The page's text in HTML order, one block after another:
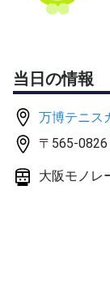
当日の情報
万博テニス
〒565-
大阪モノレ